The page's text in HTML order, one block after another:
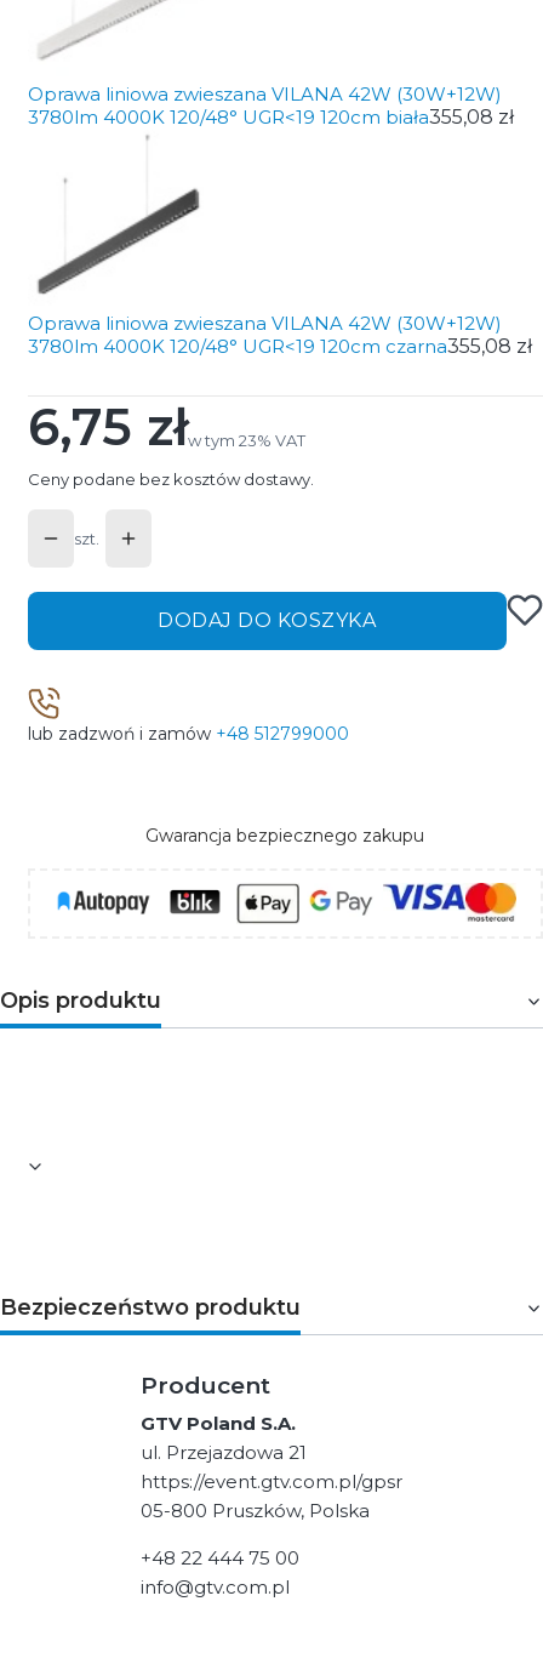
Oprawa liniowa zwieszana VILANA 42W (30W+12W)
3780lm 4000K 120/48° UGR<19 120cm biała355,08 zł
Oprawa liniowa zwieszana VILANA 42W (30W+12W)
3780lm 4000K 120/48° UGR<19 120cm czarna355,08 zł
Cena
6,75 złw tym 23% VAT
w tym 23% VAT
Ceny podane bez kosztów dostawy.
szt.
DODAJ DO KOSZYKA
lub zadzwoń i zamów +48 512799000
Gwarancja bezpiecznego zakupu
Opis produktu
Bezpieczeństwo produktu
Producent
GTV Poland S.A.
ul. Przejazdowa 21
https://event.gtv.com.pl/gpsr
05-800 Pruszków, Polska
+48 22 444 75 00
info@gtv.com.pl